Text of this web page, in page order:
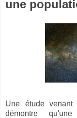
une
Une étude
démontre